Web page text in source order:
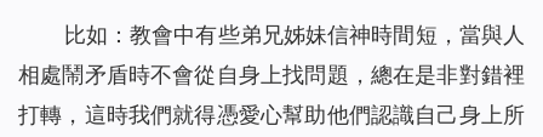
比如：教會中有些弟兄姊妹信神時間短，當與人
相處鬧矛盾時不會從自身上找問題，總在是非對錯裡
打轉，這時我們就得憑愛心幫助他們認識自己身上所